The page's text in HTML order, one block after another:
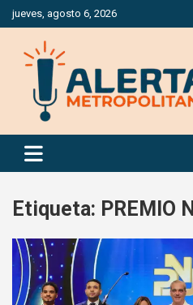
Saltar
al
contenido
jueves, agosto 6, 2026
Alerta
Etiqueta: PREMIO